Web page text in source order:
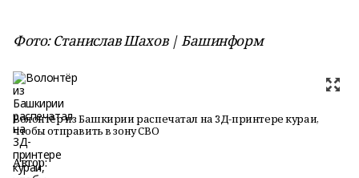
Фото: Станислав Шахов | Башинформ
Волонтёр из Башкирии распечатал на 3Д-принтере кураи,
чтобы отправить в зону СВО
Автор: